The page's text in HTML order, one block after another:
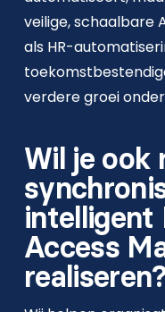
veilige, schaalbare
als HR-
verdere groei
Wil je ook
intelligent
Access